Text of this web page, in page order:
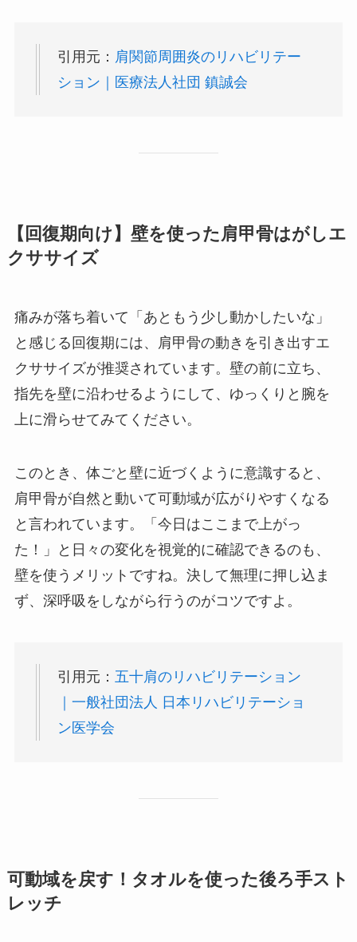
引用元： 肩関節周囲炎のリハビリテー
ション｜医療法人社団 鎮誠会
【回復期向け】壁を使った肩甲骨はがしエ
クササイズ
痛みが落ち着いて「あともう少し動かしたいな」
と感じる回復期には、肩甲骨の動きを引き出すエ
クササイズが推奨されています。壁の前に立ち、
指先を壁に沿わせるようにして、ゆっくりと腕を
上に滑らせてみてください。
このとき、体ごと壁に近づくように意識すると、
肩甲骨が自然と動いて可動域が広がりやすくなる
と言われています。「今日はここまで上がっ
た！」と日々の変化を視覚的に確認できるのも、
壁を使うメリットですね。決して無理に押し込ま
ず、深呼吸をしながら行うのがコツですよ。
引用元： 五十肩のリハビリテーション
｜一般社団法人 日本リハビリテーショ
ン医学会
可動域を戻す！タオルを使った後ろ手スト
レッチ